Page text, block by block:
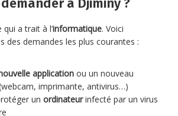
à Djiminy ?
a trait à l’informatique. Voici
des demandes les plus courantes :
application ou un nouveau
imprimante, antivirus…)
unordinateurinfecté par un virus